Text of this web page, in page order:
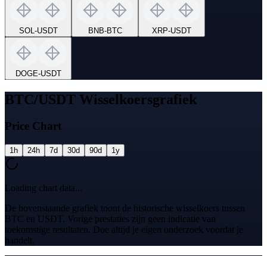
SOL-USDT BNB-BTC XRP-USDT
DOGE-USDT
BTC/USDT Wisselkoersgrafiek
Price Chart
1h 24h 7d 30d 90d 1y
Loading chart data...
De bovenstaande grafiek toont de historische wisselkoers tussen
BTC en USDT. Vorige prestaties zijn geen indicatie van
toekomstige resultaten. Doe altijd je eigen onderzoek voordat je
handelt.